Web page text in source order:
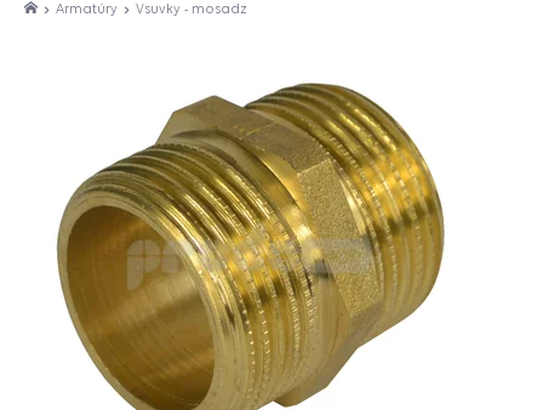
Armatúry Vsuvky - mosadz